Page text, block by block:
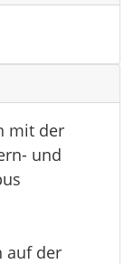
mit der
und
auf der